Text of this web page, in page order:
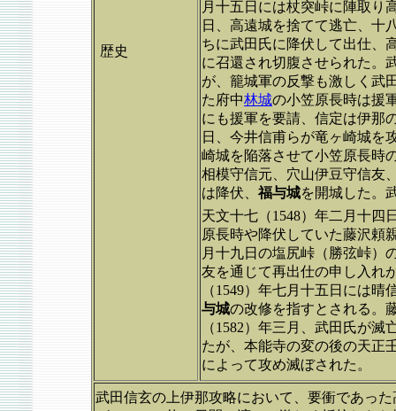
歴史
月十五日には杖突峠に陣取り
日、高遠城を捨てて逃亡、十
ちに武田氏に降伏して出仕、
に召還され切腹させられた。
が、籠城軍の反撃も激しく武
た府中林城の小笠原長時は援
にも援軍を要請、信定は伊那
日、今井信甫らが竜ヶ崎城を
崎城を陥落させて小笠原長時
相模守信元、穴山伊豆守信友
は降伏、 福与城を開城した。
天文十七（1548）年二月十四
原長時や降伏していた藤沢頼
月十九日の塩尻峠（勝弦峠）
友を通じて再出仕の申し入れ
（1549）年七月十五日には
与城の改修を指すとされる。
（1582）年三月、武田氏が滅
たが、本能寺の変の後の天正
によって攻め滅ぼされた。
武田信玄の上伊那攻略において、要衝であっ